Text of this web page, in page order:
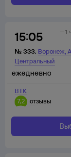
15:05
№ 333, Воронеж,
Центральный
1
ВТК
7,2
отзывы
ежедневно